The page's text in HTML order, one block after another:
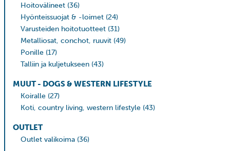
Hoitovälineet (36)
Hyönteissuojat & -loimet (24)
Varusteiden hoitotuotteet (31)
Metalliosat, conchot, ruuvit (49)
Ponille (17)
Talliin ja kuljetukseen (43)
MUUT - DOGS & WESTERN LIFESTYLE
Koiralle (27)
Koti, country living, western lifestyle (43)
OUTLET
Outlet valikoima (36)